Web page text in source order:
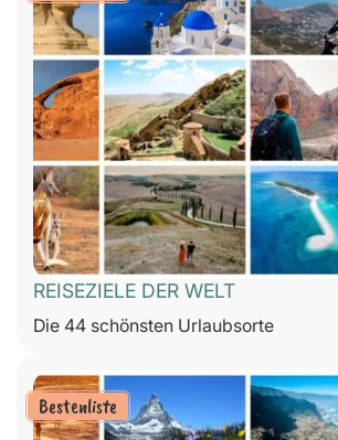
REISEZIELE DER WELT
Die 44 schönsten Urlaubsorte
Bestenliste